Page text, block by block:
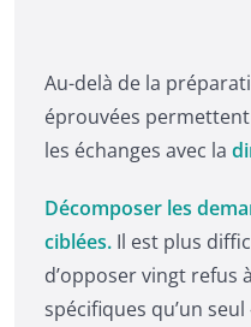
Au-delà de la
éprouvées
les échanges avec la
Décomposer les
ciblées. Il est plus
d’opposer vingt refus
spécifiques qu’un